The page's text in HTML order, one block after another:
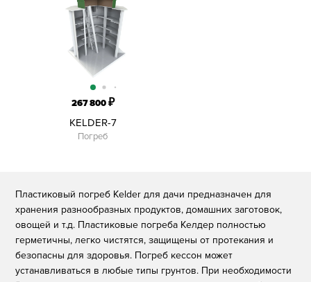
267 800₽
KELDER-7
Погреб
Пластиковый погреб Kelder для дачи предназначен для
хранения разнообразных продуктов, домашних заготовок,
овощей и т.д. Пластиковые погреба Келдер полностью
герметичны, легко чистятся, защищены от протекания и
безопасны для здоровья. Погреб кессон может
устанавливаться в любые типы грунтов. При необходимости